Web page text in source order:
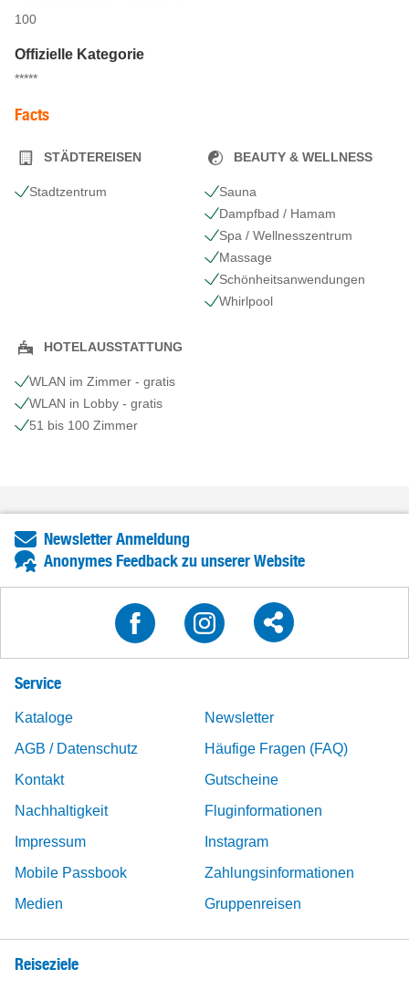
100
Offizielle Kategorie
*****
Facts
STÄDTEREISEN
Stadtzentrum
BEAUTY & WELLNESS
Sauna
Dampfbad / Hamam
Spa / Wellnesszentrum
Massage
Schönheits​anwendungen
Whirlpool
HOTELAUSSTATTUNG
WLAN im Zimmer - gratis
WLAN in Lobby - gratis
51 bis 100 Zimmer
Newsletter Anmeldung
Anonymes Feedback zu unserer Website
Service
Kataloge
Newsletter
AGB / Datenschutz
Häufige Fragen (FAQ)
Kontakt
Gutscheine
Nachhaltigkeit
Fluginformationen
Impressum
Instagram
Mobile Passbook
Zahlungsinformationen
Medien
Gruppenreisen
Reiseziele